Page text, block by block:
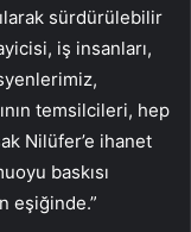
sürdürülebilir
iş insanları,
temsilcileri, hep
Nilüfer’e ihanet
baskısı
eşiğinde.”